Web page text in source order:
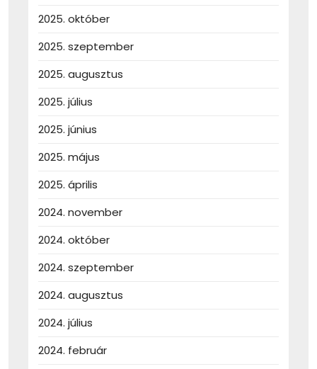
2025. október
2025. szeptember
2025. augusztus
2025. július
2025. június
2025. május
2025. április
2024. november
2024. október
2024. szeptember
2024. augusztus
2024. július
2024. február